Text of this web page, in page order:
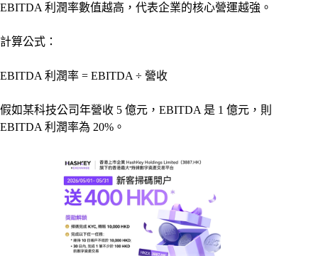
EBITDA 利潤率數值越高，代表企業的核心營運越強。
計算公式：
EBITDA 利潤率 = EBITDA ÷ 營收
假如某科技公司年營收 5 億元，EBITDA 是 1 億元，則
EBITDA 利潤率為 20%。